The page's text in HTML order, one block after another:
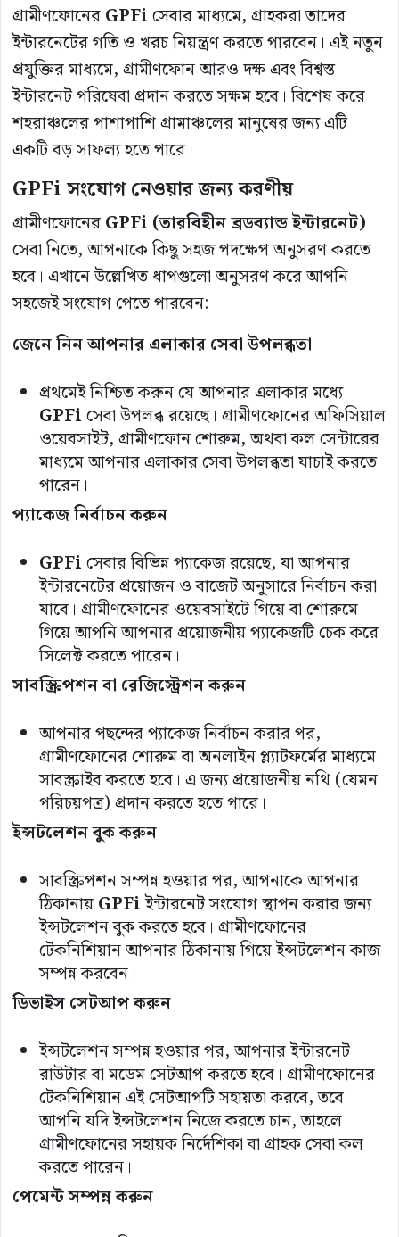
গ্রামীণফোনেরGPFiসেবার মাধ্যমে, গ্রাহকরা তাদের
ইন্টারনেটের গতি ও খরচ নিয়ন্ত্রণ করতে পারবেন। এই নতুন
প্রযুক্তির মাধ্যমে, গ্রামীণফোন আরও দক্ষ এবং বিশ্বস্ত
ইন্টারনেট পরিষেবা প্রদান করতে সক্ষম হবে। বিশেষ করে
শহরাঞ্চলের পাশাপাশি গ্রামাঞ্চলের মানুষের জন্য এটি
একটি বড় সাফল্য হতে পারে।
GPFi সংযোগ নেওয়ারজন্যকরণীয়
গ্রামীণফোনেরGPFi (তারবিহীনব্রডব্যান্ডইন্টারনেট)
সেবা নিতে, আপনাকে কিছু সহজ পদক্ষেপ অনুসরণ করতে
হবে। এখানে উল্লেখিত ধাপগুলো অনুসরণ করে আপনি
সহজেই সংযোগ পেতে পারবেন:
জেনেনিনআপনারএলাকারসেবাউপলব্ধতা
প্রথমেই নিশ্চিত করুন যে আপনার এলাকার মধ্যে
GPFiসেবা উপলব্ধ রয়েছে। গ্রামীণফোনের অফিসিয়াল
ওয়েবসাইট, গ্রামীণফোন শোরুম, অথবা কল সেন্টারের
মাধ্যমে আপনার এলাকার সেবা উপলব্ধতা যাচাই করতে
পারেন।
প্যাকেজনির্বাচনকরুন
GPFiসেবার বিভিন্ন প্যাকেজ রয়েছে, যা আপনার
ইন্টারনেটের প্রয়োজন ও বাজেট অনুসারে নির্বাচন করা
যাবে। গ্রামীণফোনের ওয়েবসাইটে গিয়ে বা শোরুমে
গিয়ে আপনি আপনার প্রয়োজনীয় প্যাকেজটি চেক করে
সিলেক্ট করতে পারেন।
সাবস্ক্রিপশনবা রেজিস্ট্রেশনকরুন
আপনার পছন্দের প্যাকেজ নির্বাচন করার পর,
গ্রামীণফোনের শোরুম বা অনলাইন প্ল্যাটফর্মের মাধ্যমে
সাবস্ক্রাইব করতে হবে। এ জন্য প্রয়োজনীয় নথি (যেমন
পরিচয়পত্র) প্রদান করতে হতে পারে।
ইন্সটলেশনবুককরুন
সাবস্ক্রিপশন সম্পন্ন হওয়ার পর, আপনাকে আপনার
ঠিকানায়GPFiইন্টারনেট সংযোগ স্থাপন করার জন্য
ইন্সটলেশন বুক করতে হবে। গ্রামীণফোনের
টেকনিশিয়ান আপনার ঠিকানায় গিয়ে ইন্সটলেশন কাজ
সম্পন্ন করবেন।
ডিভাইসসেটআপকরুন
ইন্সটলেশন সম্পন্ন হওয়ার পর, আপনার ইন্টারনেট
রাউটার বা মডেম সেটআপ করতে হবে। গ্রামীণফোনের
টেকনিশিয়ান এই সেটআপটি সহায়তা করবে, তবে
আপনি যদি ইন্সটলেশন নিজে করতে চান, তাহলে
গ্রামীণফোনের সহায়ক নির্দেশিকা বা গ্রাহক সেবা কল
করতে পারেন।
পেমেন্টসম্পন্নকরুন